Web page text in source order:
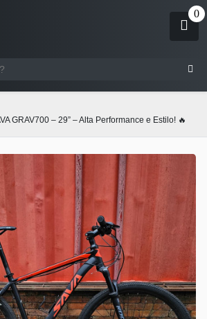
GRAV700 – 29” – Alta Performance e Estilo! 🔥